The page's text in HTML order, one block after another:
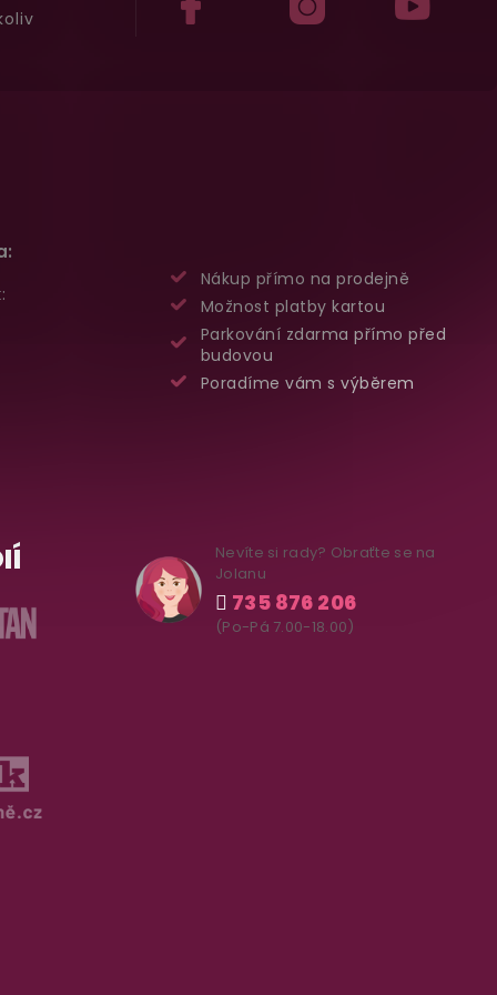
Nákup přímo na prodejně
Možnost platby kartou
Parkování zdarma přímo před
budovou
Poradíme vám s výběrem
Nevíte si rady? Obraťte se na
Jolanu
735 876 206
(Po-Pá 7.00-18.00)